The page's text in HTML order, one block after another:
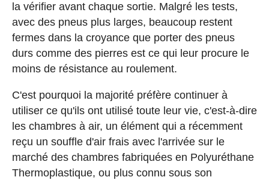
la vérifier avant chaque sortie. Malgré les tests,
avec des pneus plus larges, beaucoup restent
fermes dans la croyance que porter des pneus
durs comme des pierres est ce qui leur procure le
moins de résistance au roulement.
C'est pourquoi la majorité préfère continuer à
utiliser ce qu'ils ont utilisé toute leur vie, c'est-à-dire
les chambres à air, un élément qui a récemment
reçu un souffle d'air frais avec l'arrivée sur le
marché des chambres fabriquées en Polyuréthane
Thermoplastique, ou plus connu sous son